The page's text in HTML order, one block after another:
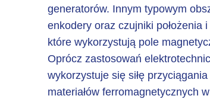
generatorów. Innym typowym
enkodery oraz czujniki położenia i
które wykorzystują pole
Oprócz zastosowań
wykorzystuje się siłę
materiałów ferromagnetycznych